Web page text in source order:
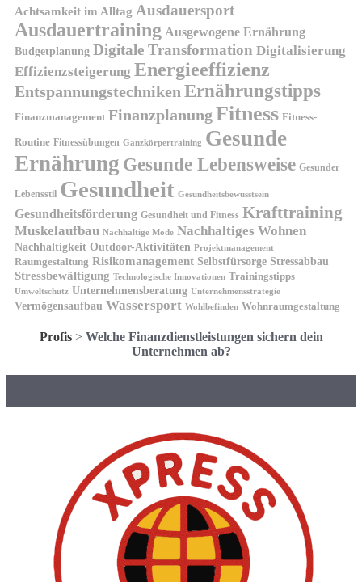
Achtsamkeit im Alltag Ausdauersport
Ausdauertraining Ausgewogene Ernährung
Budgetplanung Digitale Transformation Digitalisierung
Effizienzsteigerung Energieeffizienz
Entspannungstechniken Ernährungstipps
Finanzmanagement Finanzplanung Fitness Fitness-
Routine Fitnessübungen Ganzkörpertraining Gesunde
Ernährung Gesunde Lebensweise Gesunder
Lebensstil Gesundheit Gesundheitsbewusstsein
Gesundheitsförderung Gesundheit und Fitness Krafttraining
Muskelaufbau Nachhaltige Mode Nachhaltiges Wohnen
Nachhaltigkeit Outdoor-Aktivitäten Projektmanagement
Raumgestaltung Risikomanagement Selbstfürsorge Stressabbau
Stressbewältigung Technologische Innovationen Trainingstipps
Umweltschutz Unternehmensberatung Unternehmensstrategie
Vermögensaufbau Wassersport Wohlbefinden Wohnraumgestaltung
Profis> Welche Finanzdienstleistungen sichern dein
Unternehmen ab?